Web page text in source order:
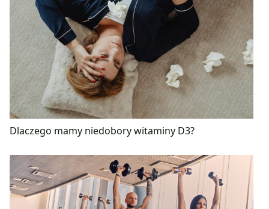
Dlaczego mamy niedobory witaminy D3?